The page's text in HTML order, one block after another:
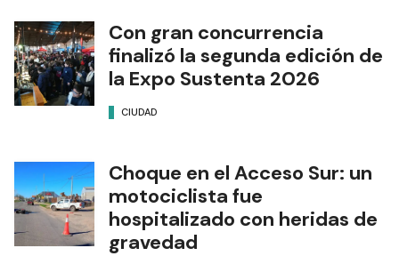
Con gran concurrencia
finalizó la segunda edición de
la Expo Sustenta 2026
CIUDAD
Choque en el Acceso Sur: un
motociclista fue
hospitalizado con heridas de
gravedad